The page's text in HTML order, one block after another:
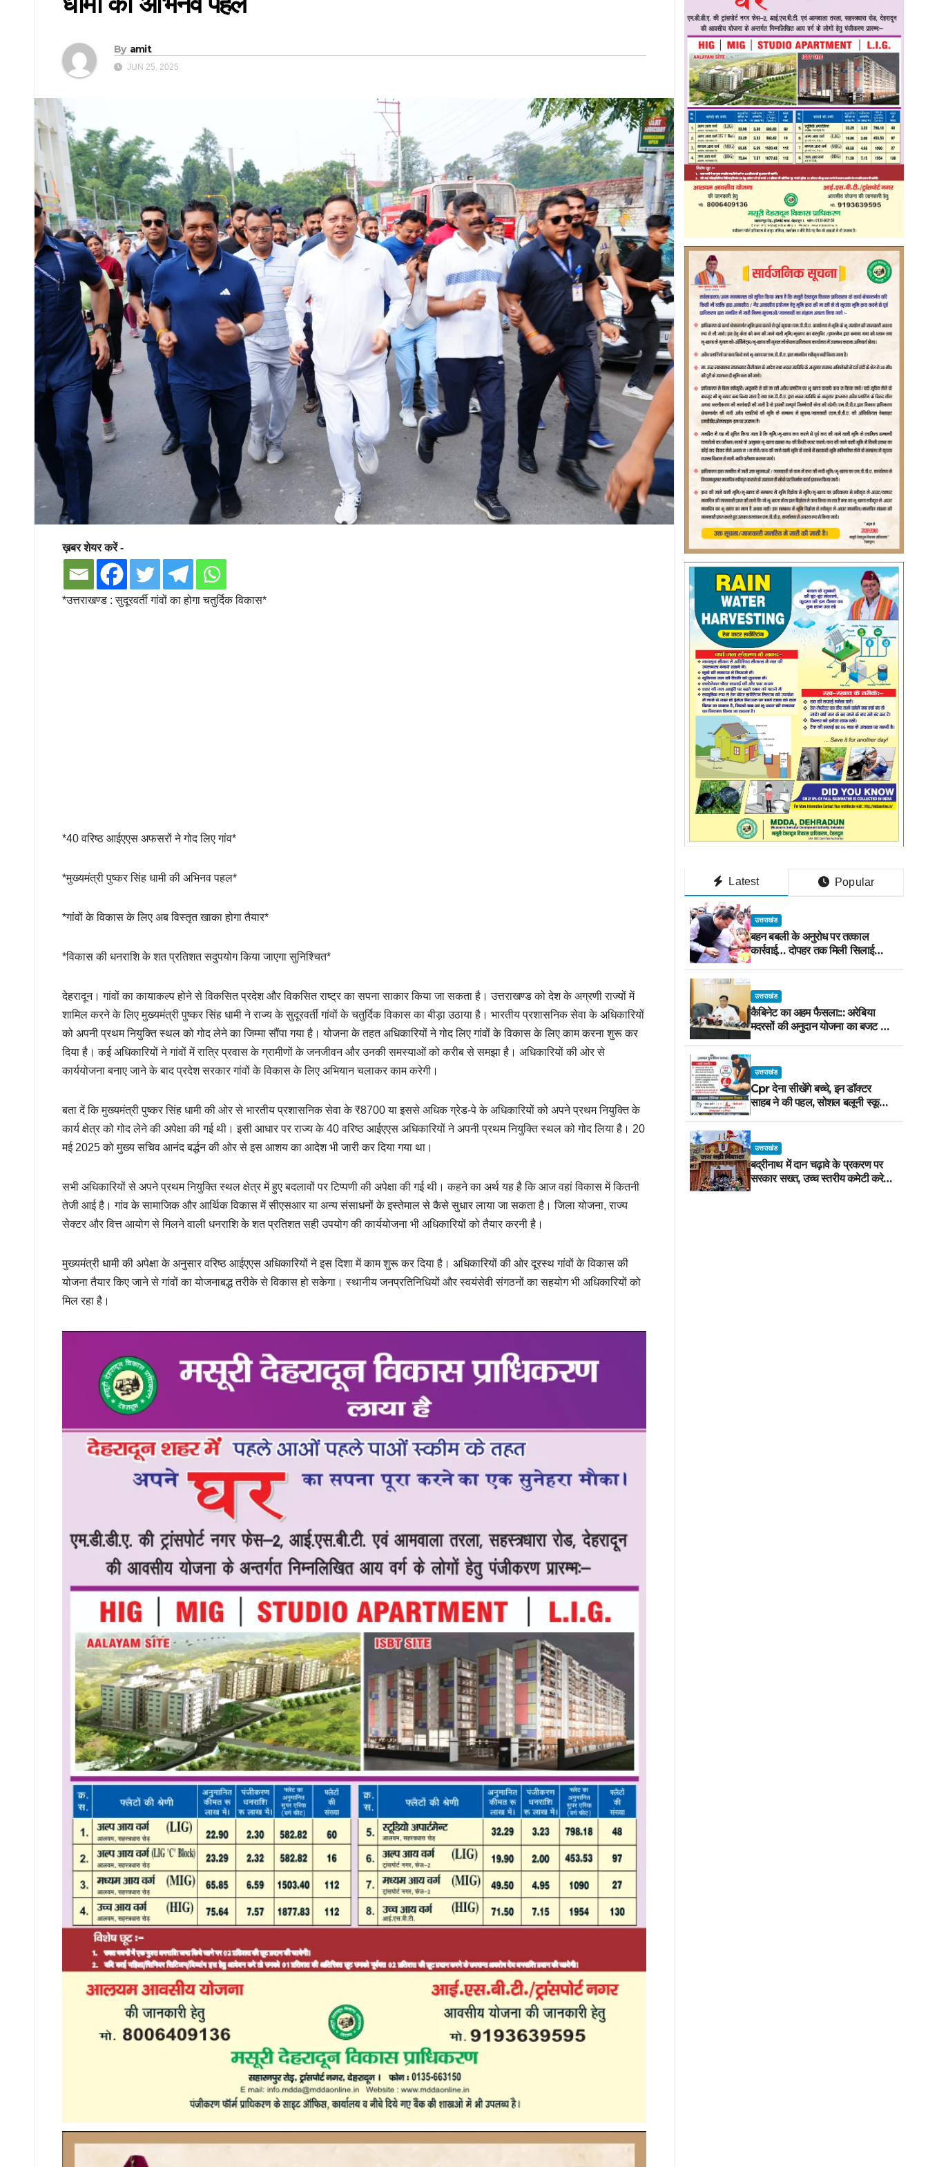
By amit
JUN 25, 2025
ख़बर शेयर करें -
*उत्तराखण्ड : सुदूरवर्ती गांवों का होगा चतुर्दिक विकास*
*40 वरिष्ठ आईएएस अफसरों ने गोद लिए गांव*
*मुख्यमंत्री पुष्कर सिंह धामी की अभिनव पहल*
*गांवों के विकास के लिए अब विस्तृत खाका होगा तैयार*
*विकास की धनराशि के शत प्रतिशत सदुपयोग किया जाएगा सुनिश्चित*
देहरादून। गांवों का कायाकल्प होने से विकसित प्रदेश और विकसित राष्ट्र का सपना साकार किया जा सकता है। उत्तराखण्ड को देश के अग्रणी राज्यों में
शामिल करने के लिए मुख्यमंत्री पुष्कर सिंह धामी ने राज्य के सुदूरवर्ती गांवों के चतुर्दिक विकास का बीड़ा उठाया है। भारतीय प्रशासनिक सेवा के अधिकारियों
को अपनी प्रथम नियुक्ति स्थल को गोद लेने का जिम्मा सौंपा गया है। योजना के तहत अधिकारियों ने गोद लिए गांवों के विकास के लिए काम करना शुरू कर
दिया है। कई अधिकारियों ने गांवों में रात्रि प्रवास के ग्रामीणों के जनजीवन और उनकी समस्याओं को करीब से समझा है। अधिकारियों की ओर से
कार्ययोजना बनाए जाने के बाद प्रदेश सरकार गांवों के विकास के लिए अभियान चलाकर काम करेगी।
बता दें कि मुख्यमंत्री पुष्कर सिंह धामी की ओर से भारतीय प्रशासनिक सेवा के ₹8700 या इससे अधिक ग्रेड-पे के अधिकारियों को अपने प्रथम नियुक्ति के
कार्य क्षेत्र को गोद लेने की अपेक्षा की गई थी। इसी आधार पर राज्य के 40 वरिष्ठ आईएएस अधिकारियों ने अपनी प्रथम नियुक्ति स्थल को गोद लिया है। 20
मई 2025 को मुख्य सचिव आनंद बर्द्धन की ओर से इस आशय का आदेश भी जारी कर दिया गया था।
सभी अधिकारियों से अपने प्रथम नियुक्ति स्थल क्षेत्र में हुए बदलावों पर टिप्पणी की अपेक्षा की गई थी। कहने का अर्थ यह है कि आज वहां विकास में कितनी
तेजी आई है। गांव के सामाजिक और आर्थिक विकास में सीएसआर या अन्य संसाधनों के इस्तेमाल से कैसे सुधार लाया जा सकता है। जिला योजना, राज्य
सेक्टर और वित्त आयोग से मिलने वाली धनराशि के शत प्रतिशत सही उपयोग की कार्ययोजना भी अधिकारियों को तैयार करनी है।
मुख्यमंत्री धामी की अपेक्षा के अनुसार वरिष्ठ आईएएस अधिकारियों ने इस दिशा में काम शुरू कर दिया है। अधिकारियों की ओर दूरस्थ गांवों के विकास की
योजना तैयार किए जाने से गांवों का योजनाबद्ध तरीके से विकास हो सकेगा। स्थानीय जनप्रतिनिधियों और स्वयंसेवी संगठनों का सहयोग भी अधिकारियों को
मिल रहा है।
Latest Popular
उत्तराखंड
बहन बबली के अनुरोध पर तत्काल
कार्रवाई… दोपहर तक मिली सिलाई
मशीन
उत्तराखंड
कैबिनेट का अहम फैसला::: अरेबिया
मदरसों की अनुदान योजना का बजट मद
वित्तीय वर्ष 2027-28 से समाप्त
उत्तराखंड
Cpr देना सीखेंगे बच्चे, इन डॉक्टर
साहब ने की पहल, सोशल बलूनी स्कूल
में मिलेगा प्रशिक्षण, 10 जुलाई को सुबह
8 से होगा प्रशिक्षण, प्रीतम भरतवाण ने
भी मुहिम को दिया समर्थन
उत्तराखंड
बद्रीनाथ में दान चढ़ावे के प्रकरण पर
सरकार सख्त, उच्च स्तरीय कमेटी करेगी
जांच, अनुशासनहीनता पर एक कार्मिक